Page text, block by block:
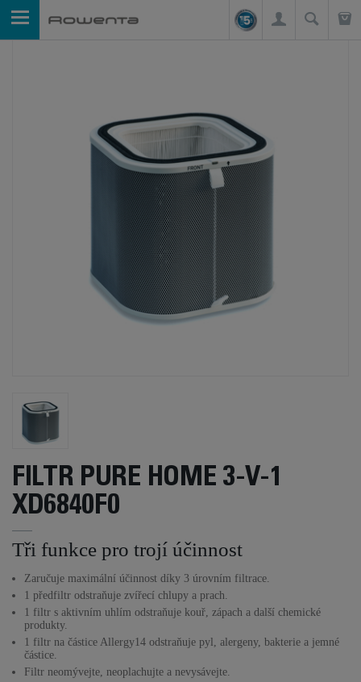
FILTR PURE HOME 3-V-1
XD6840F0
Tři funkce pro trojí účinnost
Zaručuje maximální účinnost díky 3 úrovním filtrace.
1 předfiltr odstraňuje zvířecí chlupy a prach.
1 filtr s aktivním uhlím odstraňuje kouř, zápach a další chemické
produkty.
1 filtr na částice Allergy14 odstraňuje pyl, alergeny, bakterie a jemné
částice.
Filtr neomývejte, neoplachujte a nevysávejte.